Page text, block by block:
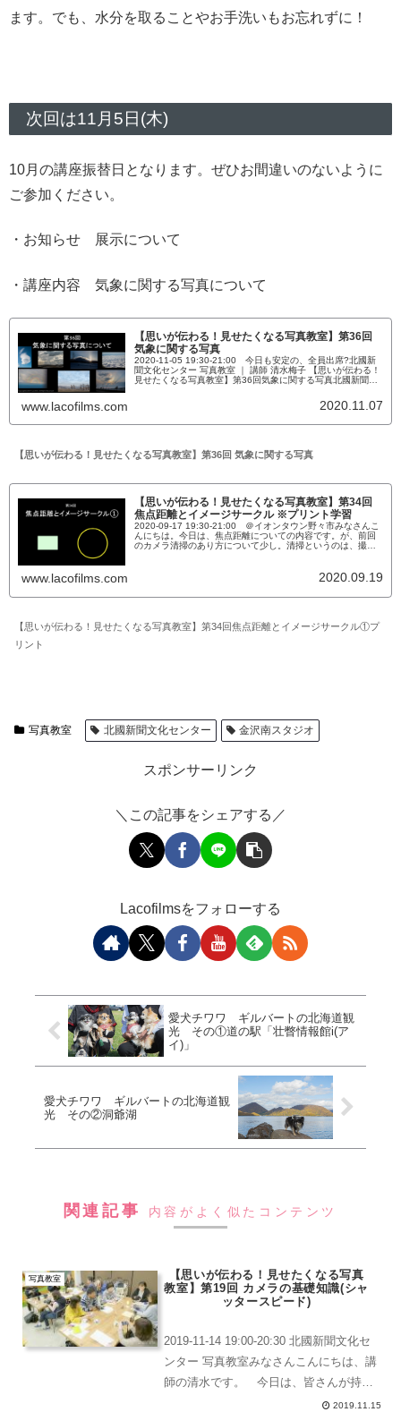
ます。でも、水分を取ることやお手洗いもお忘れずに！
次回は11月5日(木)
10月の講座振替日となります。ぜひお間違いのないように
ご参加ください。
・お知らせ 展示について
・講座内容 気象に関する写真について
【思いが伝わる！見せたくなる写真教室】第36回
気象に関する写真
2020-11-05 19:30-21:00 今日も安定の、全員出席?北國新
聞文化センター 写真教室 ｜ 講師 清水梅子 【思いが伝わる！
見せたくなる写真教室】第36回気象に関する写真北國新聞文
たくなる写真教室】第36回気象に関する写真今日は、気象と
いうかまあ、気象現象の一部を紹介したいと思います。虹と
www.lacofilms.com 2020.11.07
【思いが伝わる！見せたくなる写真教室】第36回 気象に関する写真
【思いが伝わる！見せたくなる写真教室】第34回
焦点距離とイメージサークル ※プリント学習
2020-09-17 19:30-21:00 ＠イオンタウン野々市みなさんこ
んにちは。今日は、焦点距離についての内容です。が、前回
のカメラ清掃のあり方について少し。清掃というのは、撮影
は、そちらをご覧ください。大切な部分なので。自力でどう
にもならない方は、先生に頼んでくださいね。レンズを点...
www.lacofilms.com 2020.09.19
【思いが伝わる！見せたくなる写真教室】第34回焦点距離とイメージサークル①プ
リント
写真教室 北國新聞文化センター 金沢南スタジオ
スポンサーリンク
＼この記事をシェアする／
Lacofilmsをフォローする
愛犬チワワ ギルバートの北海道観
光 その①道の駅「壮瞥情報館i(ア
イ)」
愛犬チワワ ギルバートの北海道観
光 その②洞爺湖
関連記事 内容がよく似たコンテンツ
写真教室
【思いが伝わる！見せたくなる写真
教室】第19回 カメラの基礎知識(シャ
ッタースピード)
2019-11-14 19:00-20:30 北國新聞文化セ
ンター 写真教室みなさんこんにちは、講
師の清水です。 今日は、皆さんが持っ
ているカメラやレンズ、小物類について
2019.11.15